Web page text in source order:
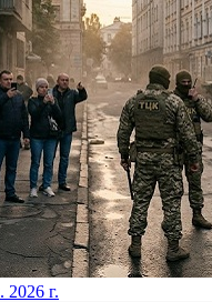
2026 г.